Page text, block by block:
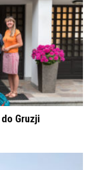
Gruzji